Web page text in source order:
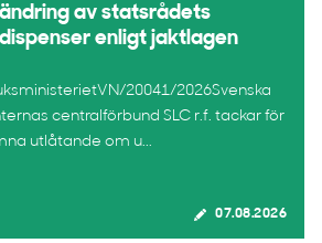
av statsrådets
enligt jaktlagen
20041/2026Svenska
centralförbund SLC r.f. tackar för
utlåtande om u...
07.08.2026